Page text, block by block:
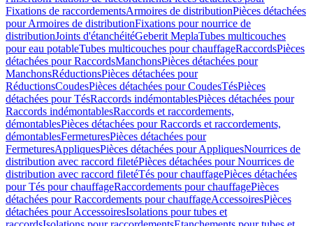
Fixations de raccordementsArmoires de distributionPièces détachées
pour Armoires de distributionFixations pour nourrice de
distributionJoints d'étanchéitéGeberit MeplaTubes multicouches
pour eau potableTubes multicouches pour chauffageRaccordsPièces
détachées pour RaccordsManchonsPièces détachées pour
ManchonsRéductionsPièces détachées pour
RéductionsCoudesPièces détachées pour CoudesTésPièces
détachées pour TésRaccords indémontablesPièces détachées pour
Raccords indémontablesRaccords et raccordements,
démontablesPièces détachées pour Raccords et raccordements,
démontablesFermeturesPièces détachées pour
FermeturesAppliquesPièces détachées pour AppliquesNourrices de
distribution avec raccord filetéPièces détachées pour Nourrices de
distribution avec raccord filetéTés pour chauffagePièces détachées
pour Tés pour chauffageRaccordements pour chauffagePièces
détachées pour Raccordements pour chauffageAccessoiresPièces
détachées pour AccessoiresIsolations pour tubes et